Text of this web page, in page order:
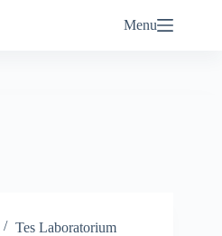
ABC eReports Login
Menu
Tes Laboratorium